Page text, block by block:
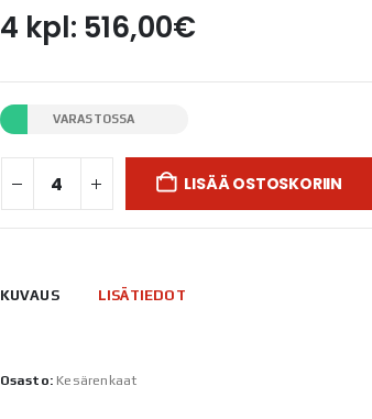
4 kpl: 516,00€
VARASTOSSA
LISÄÄ OSTOSKORIIN
KUVAUS LISÄTIEDOT
Osasto: Kesärenkaat